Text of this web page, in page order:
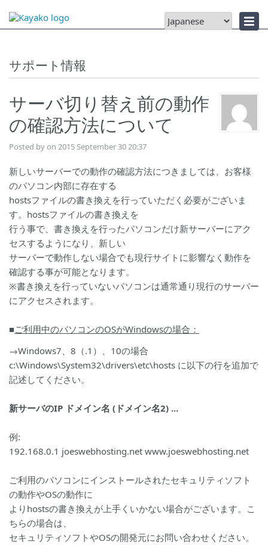
ニュース
サポート情報
サーバ切り替え前の動作
の確認方法について
Posted by on 2015 September 30 20:37
新しいサーバーでの動作の確認方法につきましては、お客様
のパソコン内部に存在する
hostsファイルの書き換えを行っていただく必要がございま
す。hostsファイルの書き換えを
行う事で、書き換えを行ったパソコンだけ新サーバーにアク
セスするようになり、新しい
サーバーで動作しない場合でも現行サイトに影響なく動作を
確認する事が可能となります。
※書き換えを行っていないパソコンは通常通り現行のサーバー
にアクセスされます。
■ご利用中のパソコンのOSがWindowsの場合：
→Windows7、8（.1）、10の場合
c:\Windows\System32\drivers\etc\hosts に以下の行を追加で
記述してください。
新サーバのIP ドメイン名 (ドメイン名2) ...
例:
192.168.0.1 joeswebhosting.net www.joeswebhosting.net
ご利用のパソコンにインストールされたセキュリティソフト
の動作やOSの動作に
よりhostsの書き換えが上手くいかない場合がございます。こ
ちらの場合は、
セキュリティソフトやOSの開発元にお問い合わせください。